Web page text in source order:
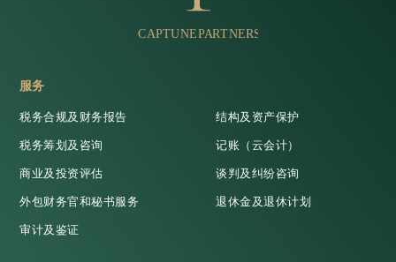
服务
税务合规及财务报告 结构及资产保护
税务筹划及咨询 记账（云会计）
商业及投资评估 谈判及纠纷咨询
外包财务官和秘书服务 退休金及退休计划
审计及鉴证